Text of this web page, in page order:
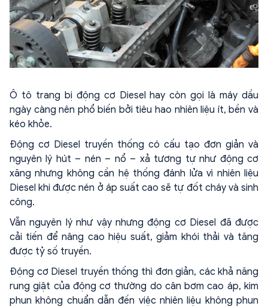
Ô tô trang bị động cơ Diesel hay còn gọi là máy dầu
ngày càng nên phổ biến bởi tiêu hao nhiên liệu ít, bền và
kéo khỏe.
Động cơ Diesel truyền thống có cấu tạo đơn giản và
nguyên lý hút – nén – nổ – xả tương tự như động cơ
xăng nhưng không cần hệ thống đánh lửa vì nhiên liệu
Diesel khi được nén ở áp suất cao sẽ tự đốt cháy và sinh
công.
Vẫn nguyên lý như vậy nhưng động cơ Diesel đã được
cải tiến để nâng cao hiệu suất, giảm khói thải và tăng
được tỷ số truyền.
Động cơ Diesel truyền thống thì đơn giản, các khả năng
rung giật của động cơ thường do cân bơm cao áp, kim
phun không chuẩn dẫn đến việc nhiên liệu không phun